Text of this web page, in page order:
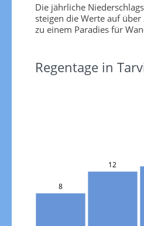
Die jährliche
steigen die Werte auf
zu einem Paradies für
Regentage in
8
12